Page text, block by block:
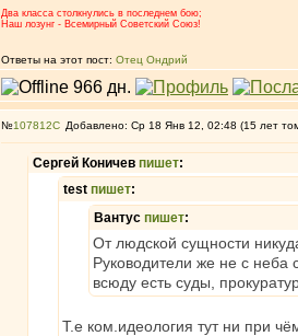
Два класса столкнулись в последнем бою;
Наш лозунг - Всемирный Советский Союз!
Ответы на этот пост: Отец Ондрий
№107812 Добавлено: Ср 18 Янв 12, 02:48 (15 лет
Сергей Коничев пишет:
test пишет:
Вантус пишет:
От людской сущности
Руководители же не с неба
всюду есть суды,
Т.е ком.идеология тут ни при